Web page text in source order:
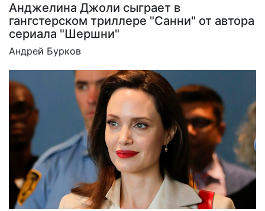
Анджелина Джоли сыграет в
гангстерском триллере "Санни" от автора
сериала "Шершни"
Андрей Бурков